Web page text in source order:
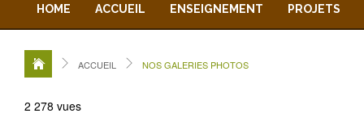
HOME ACCUEIL ENSEIGNEMENT PROJETS
ACCUEIL NOS GALERIES PHOTOS
2 278 vues